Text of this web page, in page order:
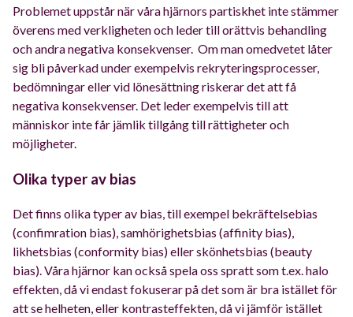
Problemet uppstår när våra hjärnors partiskhet inte stämmer
överens med verkligheten och leder till orättvis behandling
och andra negativa konsekvenser. Om man omedvetet låter
sig bli påverkad under exempelvis rekryteringsprocesser,
bedömningar eller vid lönesättning riskerar det att få
negativa konsekvenser. Det leder exempelvis till att
människor inte får jämlik tillgång till rättigheter och
möjligheter.
Olika typer av bias
Det finns olika typer av bias, till exempel bekräftelsebias
(confimration bias), samhörighetsbias (affinity bias),
likhetsbias (conformity bias) eller skönhetsbias (beauty
bias). Våra hjärnor kan också spela oss spratt som t.ex. halo
effekten, då vi endast fokuserar på det som är bra istället för
att se helheten, eller kontrasteffekten, då vi jämför istället